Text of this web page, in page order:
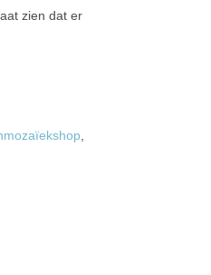
zien dat er
,